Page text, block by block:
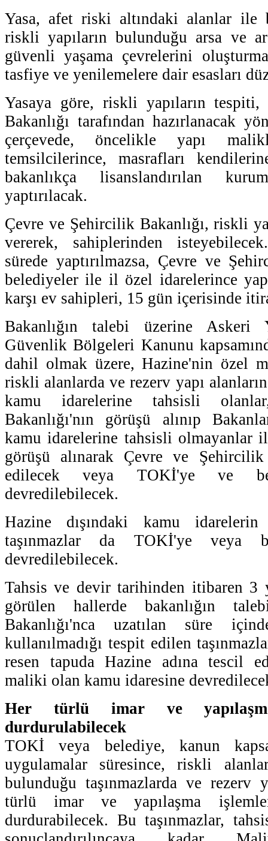
Yasa, afet riski altındaki alanlar ile
riskli yapıların bulunduğu arsa ve
güvenli yaşama çevrelerini
tasfiye ve yenilemelere dair esasları
Yasaya göre, riskli yapıların
Bakanlığı tarafından hazırlanacak
çerçevede, öncelikle yapı
temsilcilerince, masrafları
bakanlıkça lisanslandırılan
yaptırılacak.
Çevre ve Şehircilik Bakanlığı, riskli
vererek, sahiplerinden
sürede yaptırılmazsa, Çevre ve
belediyeler ile il özel idarelerince
karşı ev sahipleri, 15 gün içerisinde
Bakanlığın talebi üzerine Askeri
Güvenlik Bölgeleri Kanunu
dahil olmak üzere, Hazine'nin özel
riskli alanlarda ve rezerv yapı
kamu idarelerine tahsisli
Bakanlığı'nın görüşü alınıp
kamu idarelerine tahsisli olmayanlar
görüşü alınarak Çevre ve Şehircilik
edilecek veya TOKİ'ye ve
devredilebilecek.
Hazine dışındaki kamu
taşınmazlar da TOKİ'ye veya
devredilebilecek.
Tahsis ve devir tarihinden itibaren 3
görülen hallerde bakanlığın
Bakanlığı'nca uzatılan süre
kullanılmadığı tespit edilen
resen tapuda Hazine adına tescil
maliki olan kamu idaresine
Her türlü imar ve
durdurulabilecek
TOKİ veya belediye, kanun
uygulamalar süresince, riskli
bulunduğu taşınmazlarda ve rezerv
türlü imar ve yapılaşma
durdurabilecek. Bu taşınmazlar,